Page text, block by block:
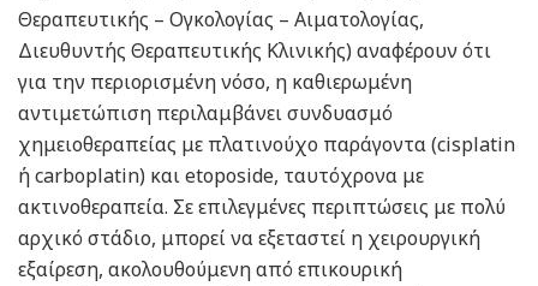
Θεραπευτικής – Ογκολογίας – Αιματολογίας,
Διευθυντής Θεραπευτικής Κλινικής) αναφέρουν ότι
για την περιορισμένη νόσο, η καθιερωμένη
αντιμετώπιση περιλαμβάνει συνδυασμό
χημειοθεραπείας με πλατινούχο παράγοντα (cisplatin
ή carboplatin) και etoposide, ταυτόχρονα με
ακτινοθεραπεία. Σε επιλεγμένες περιπτώσεις με πολύ
αρχικό στάδιο, μπορεί να εξεταστεί η χειρουργική
εξαίρεση, ακολουθούμενη από επικουρική